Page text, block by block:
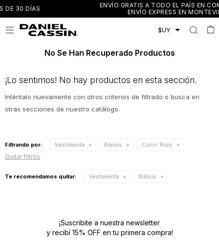
ENVÍO GRATIS A TODO EL PAÍS EN COMPRAS MAYORES A
ENVÍO EXPRESS EN MONTEVIDEO Y CANELONES

No Se Han Recuperado Productos
¡Lo sentimos! No hay productos en esta sección.
Inténtalo nuevamente con otros criterios de filtrado o busca en
otras secciones de nuestro catálogo.
Filtrando por: Vestimenta Bikinis Color: Rojo
Quitar filtros
Te recomendamos quitar: Vestimenta Bikinis
¡Suscribite a nuestra newsletter
y recibí 15% OFF en tu primera compra!